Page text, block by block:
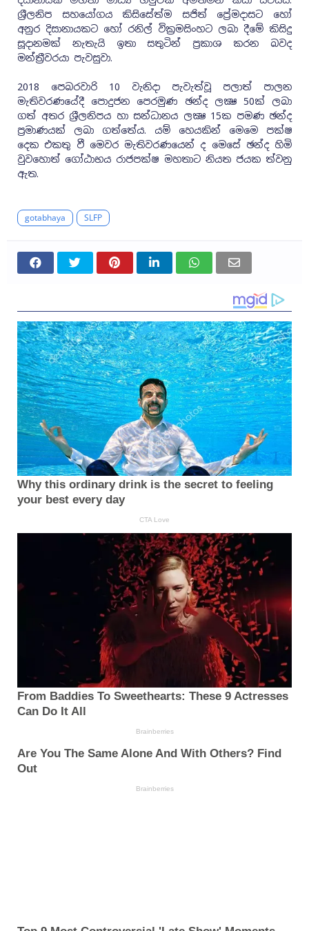
ශ‍්‍රීලනිප සහයෝගය කිසිසේත්ම සජිත් ප්‍රේමදාසට හෝ
අනුර දිසානායකට හෝ රනිල් වික්‍රමසිංහට ලබා දීමේ කිසිදු
සූදානමක් නැතැයි ඉතා සතුටින් ප‍්‍රකාශ කරන බවද
මන්ත‍්‍රීවරයා පැවසුවා.
2018 පෙබරවාරි 10 වැනිදා පැවැත්වූ පලාත් පාලන
මැතිවරණයේදී පොදුජන පෙරමුණ ඡන්ද ලක්‍ෂ 50ක් ලබා
ගත් අතර ශ‍්‍රීලනිපය හා සන්ධානය ලක්‍ෂ 15ක පමණ ඡන්ද
ප‍්‍රමාණයක් ලබා ගත්තේය. යම් හෙයකින් මෙමෙ පක්ෂ
දෙක එකතු වී මෙවර මැතිවරණයෙන් ද මෙසේ ඡන්ද හිමි
වුවහොත් ගෝඨාභය රාජපක්ෂ මහතාට නියත ජයක ත්වනු
ඇත.
gotabhaya SLFP